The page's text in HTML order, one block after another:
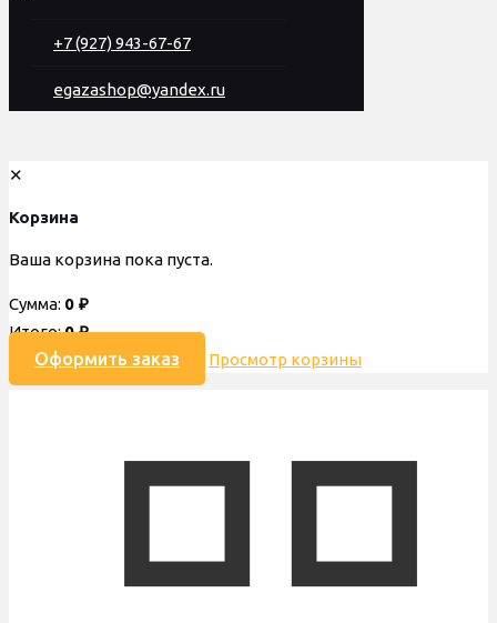
+7 (927) 943-67-67
egazashop@yandex.ru
✕
Корзина
Ваша корзина пока пуста.
Сумма: 0 ₽
Итого:0₽
Оформить заказ Просмотр корзины